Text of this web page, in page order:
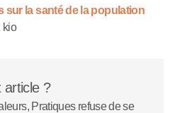
sur la santé de la population
kio
article ?
Pratiques refuse de se